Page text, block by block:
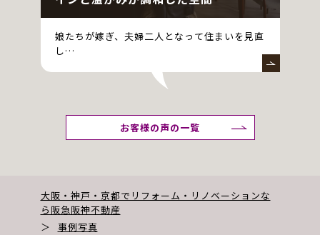
娘たちが嫁ぎ、夫婦二人となって住まいを見直
し…
お客様の声の一覧
大阪・神戸・京都でリフォーム・リノベーションな
ら阪急阪神不動産
＞
事例写真